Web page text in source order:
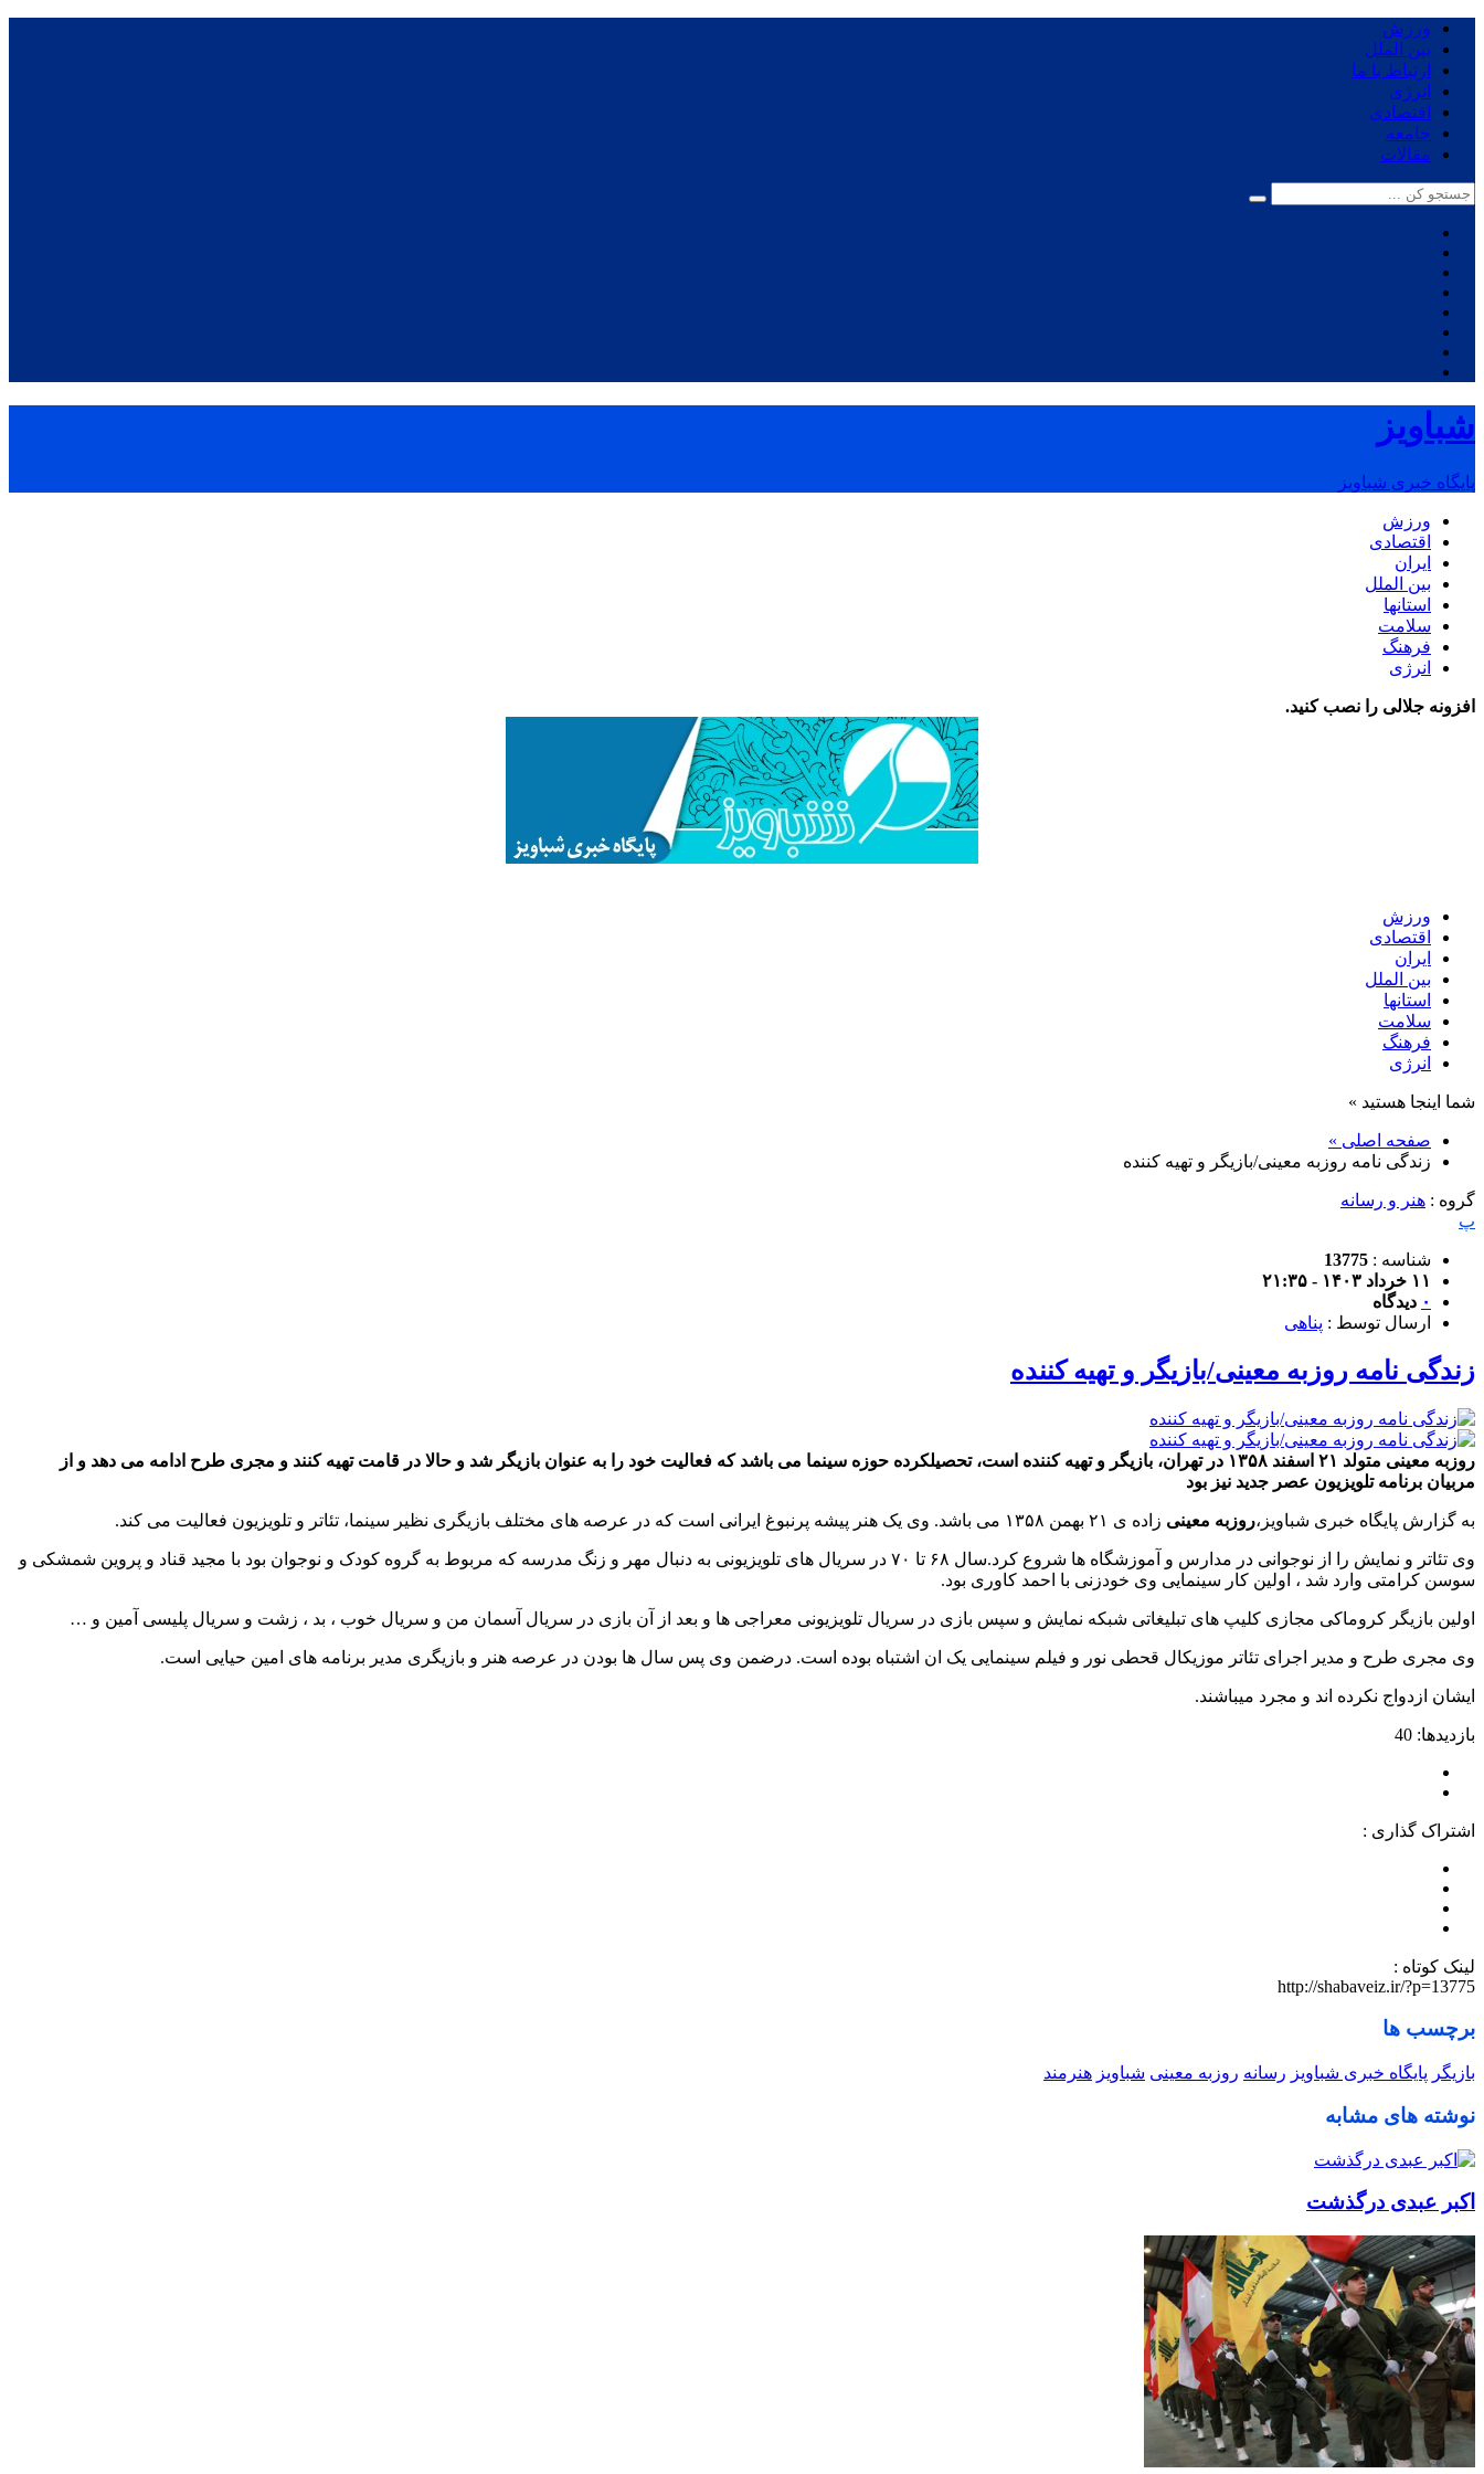
ورزش
بین الملل
ارتباط با ما
انرژی
اقتصادی
جامعه
مقالات
شباویز
پایگاه خبری شباویز
ورزش
اقتصادی
ایران
بین الملل
استانها
سلامت
فرهنگ
انرژی
افزونه جلالی را نصب کنید.
ورزش
اقتصادی
ایران
بین الملل
استانها
سلامت
فرهنگ
انرژی
شما اینجا هستید »
صفحه اصلی »
زندگی نامه روزبه معینی/بازیگر و تهیه کننده
گروه : هنر و رسانه
پ
شناسه : 13775
۱۱ خرداد ۱۴۰۳ - ۲۱:۳۵
۰ دیدگاه
ارسال توسط : پناهی
زندگی نامه روزبه معینی/بازیگر و تهیه کننده
روزبه معینی متولد ۲۱ اسفند ۱۳۵۸ در تهران، بازیگر و تهیه کننده است، تحصیلکرده حوزه سینما می باشد که فعالیت خود را به عنوان بازیگر شد و حالا در قامت تهیه کنند و مجری طرح ادامه می دهد و از
مربیان برنامه تلویزیون عصر جدید نیز بود
به گزارش پایگاه خبری شباویز،روزبه معینی زاده ی ۲۱ بهمن ۱۳۵۸ می باشد. وی یک هنر پیشه پرنبوغ ایرانی است که در عرصه های مختلف بازیگری نظیر سینما، تئاتر و تلویزیون فعالیت می کند.
وی تئاتر و نمایش را از نوجوانی در مدارس و آموزشگاه ها شروع کرد.سال ۶۸ تا ۷۰ در سریال های تلویزیونی به دنبال مهر و زنگ مدرسه که مربوط به گروه کودک و نوجوان بود با مجید قناد و پروین شمشکی و
سوسن کرامتی وارد شد ، اولین کار سینمایی وی خودزنی با احمد کاوری بود.
اولین بازیگر کروماکی مجازی کلیپ های تبلیغاتی شبکه نمایش و سپس بازی در سریال تلویزیونی معراجی ها و بعد از آن بازی در سریال آسمان من و سریال خوب ، بد ، زشت و سریال پلیسی آمین و …
وی مجری طرح و مدیر اجرای تئاتر موزیکال قحطی نور و فیلم سینمایی یک ان اشتباه بوده است. درضمن وی پس سال ها بودن در عرصه هنر و بازیگری مدیر برنامه های امین حیایی است.
ایشان ازدواج نکرده اند و مجرد میباشند.
بازدیدها: 40
اشتراک گذاری :
لینک کوتاه :
http://shabaveiz.ir/?p=13775
برچسب ها
بازیگر پایگاه خبری شباویز رسانه روزبه معینی شباویز هنرمند
نوشته های مشابه
اکبر عبدی درگذشت